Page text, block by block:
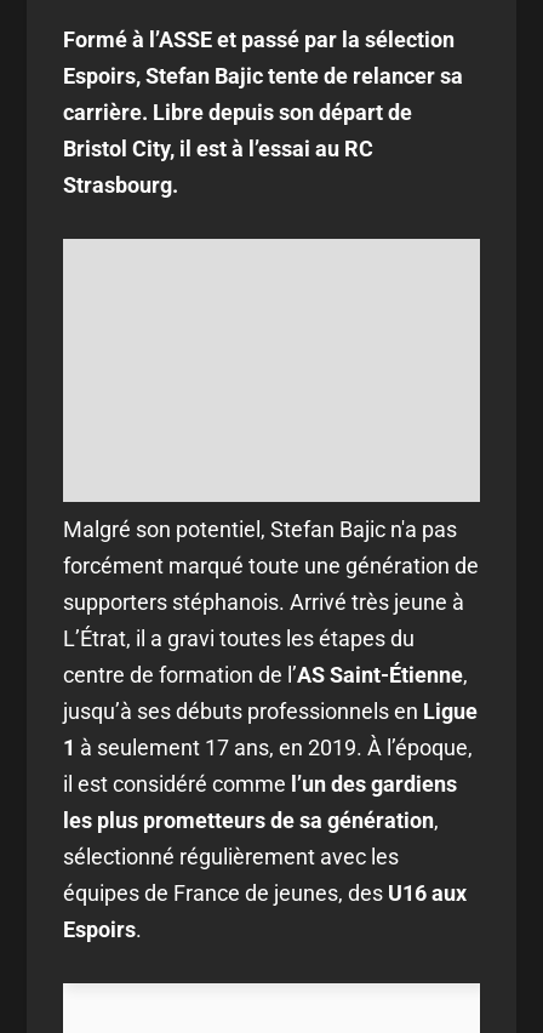
Formé à l’ASSE et passé par la sélection
Espoirs, Stefan Bajic tente de relancer sa
carrière. Libre depuis son départ de
Bristol City, il est à l’essai au RC
Strasbourg.
Malgré son potentiel, Stefan Bajic n'a pas
forcément marqué toute une génération de
supporters stéphanois. Arrivé très jeune à
L’Étrat, il a gravi toutes les étapes du
centre de formation de l’AS Saint-Étienne,
jusqu’à ses débuts professionnels en Ligue
1 à seulement 17 ans, en 2019. À l’époque,
il est considéré comme l’un des gardiens
les plus prometteurs de sa génération,
sélectionné régulièrement avec les
équipes de France de jeunes, des U16 aux
Espoirs.